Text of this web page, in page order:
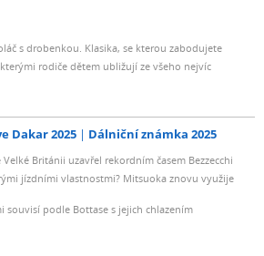
s drobenkou. Klasika, se kterou zabodujete
rodiče dětem ubližují ze všeho nejvíc
Dakar 2025 Dálniční známka 2025
Británii uzavřel rekordním časem Bezzecchi
jízdními vlastnostmi? Mitsuoka znovu využije
souvisí podle Bottase s jejich chlazením